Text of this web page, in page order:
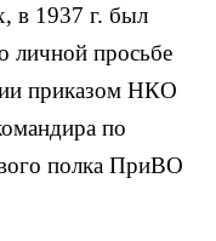
в 1937 г. был
личной просьбе
приказом НКО
по
полка ПриВО